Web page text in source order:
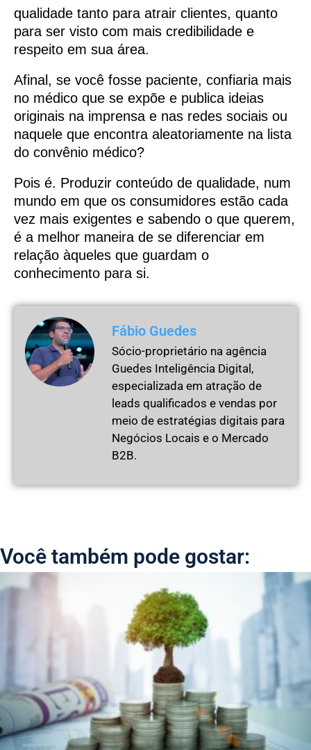
qualidade tanto para atrair clientes, quanto
para ser visto com mais credibilidade e
respeito em sua área.
Afinal, se você fosse paciente, confiaria mais
no médico que se expõe e publica ideias
originais na imprensa e nas redes sociais ou
naquele que encontra aleatoriamente na lista
do convênio médico?
Pois é. Produzir conteúdo de qualidade, num
mundo em que os consumidores estão cada
vez mais exigentes e sabendo o que querem,
é a melhor maneira de se diferenciar em
relação àqueles que guardam o
conhecimento para si.
Fábio Guedes
Sócio-proprietário na agência
Guedes Inteligência Digital,
especializada em atração de
leads qualificados e vendas por
meio de estratégias digitais para
Negócios Locais e o Mercado
B2B.
Você também pode gostar: